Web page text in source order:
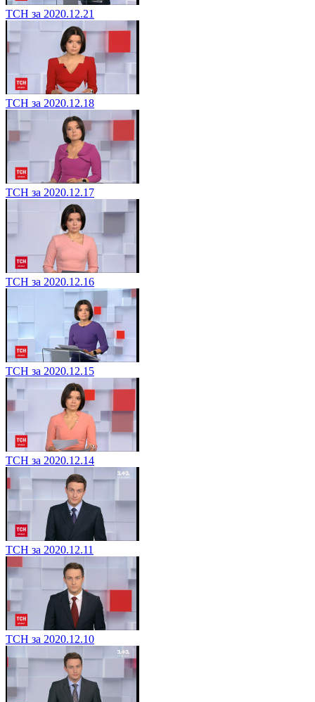
ТСН за 2020.12.21
ТСН за 2020.12.18
ТСН за 2020.12.17
ТСН за 2020.12.16
ТСН за 2020.12.15
ТСН за 2020.12.14
ТСН за 2020.12.11
ТСН за 2020.12.10